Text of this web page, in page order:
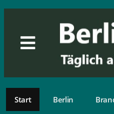
Start Berlin